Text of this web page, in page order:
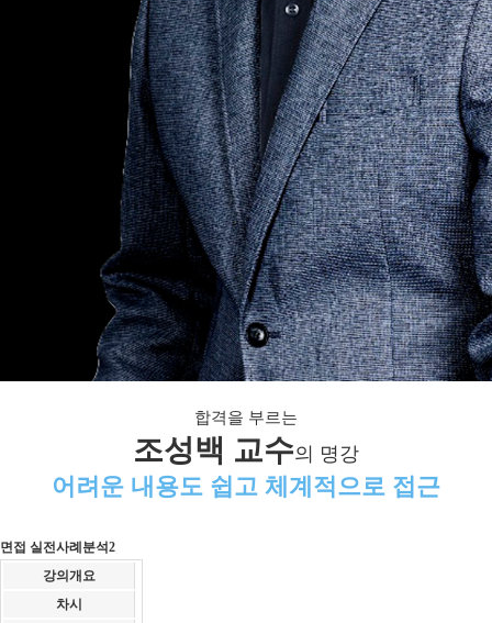
합격을 부르는
조성백 교수의 명강
어려운 내용도 쉽고 체계적으로 접근
면접 실전사례분석2
강의개요
차시